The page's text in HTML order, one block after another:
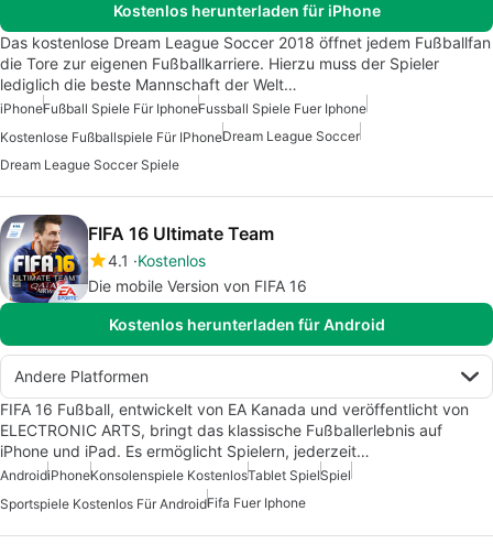
Kostenlos herunterladen für iPhone
Das kostenlose Dream League Soccer 2018 öffnet jedem Fußballfan
die Tore zur eigenen Fußballkarriere. Hierzu muss der Spieler
lediglich die beste Mannschaft der Welt…
iPhoneFußball Spiele Für IphoneFussball Spiele Fuer Iphone
Kostenlose Fußballspiele Für IPhoneDream League Soccer
Dream League Soccer Spiele
FIFA 16 Ultimate Team
4.1
Kostenlos
Die mobile Version von FIFA 16
Kostenlos herunterladen für Android
Andere Platformen
FIFA 16 Fußball, entwickelt von EA Kanada und veröffentlicht von
ELECTRONIC ARTS, bringt das klassische Fußballerlebnis auf
iPhone und iPad. Es ermöglicht Spielern, jederzeit…
AndroidiPhoneKonsolenspiele KostenlosTablet SpielSpiel
Sportspiele Kostenlos Für AndroidFifa Fuer Iphone